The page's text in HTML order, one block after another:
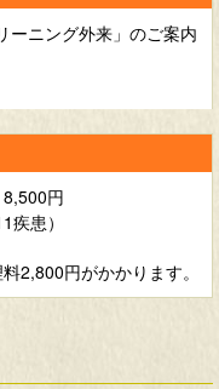
ーニング外来」のご案内
円
疾患）
2,800円がかかります。